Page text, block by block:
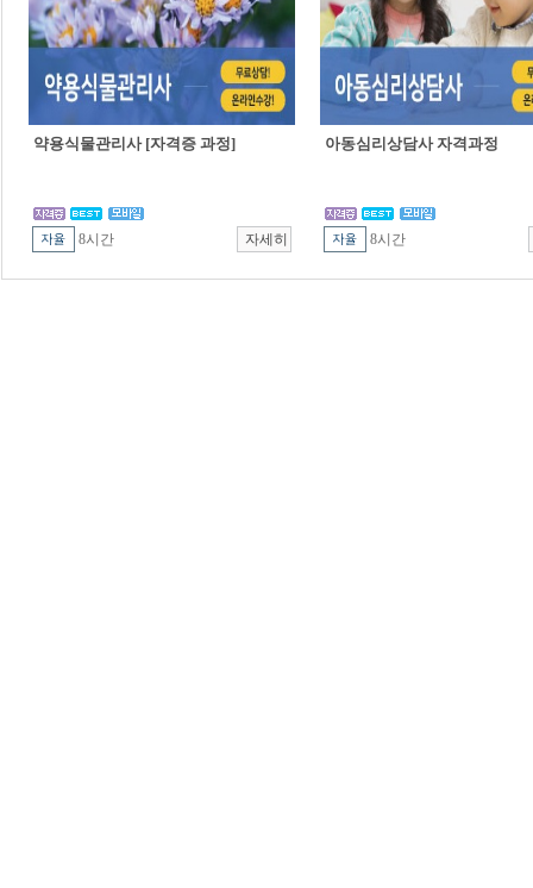
약용식물관리사 [자격증 과정]
8시간
아동심리상담사 자격과정
8시간